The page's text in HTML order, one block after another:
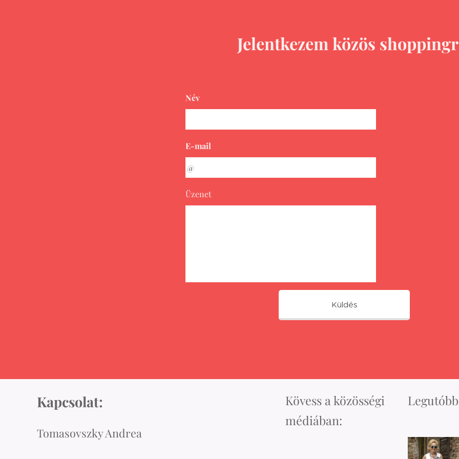
Jelentkezem közös
Név
E-mail
Üzenet
Küldés
Kapcsolat:
Tomasovszky Andrea
Kövess a közösségi
médiában: